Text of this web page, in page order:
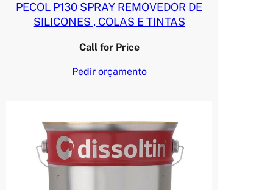
PECOL P130 SPRAY REMOVEDOR DE
SILICONES , COLAS E TINTAS
Call for Price
Pedir orçamento